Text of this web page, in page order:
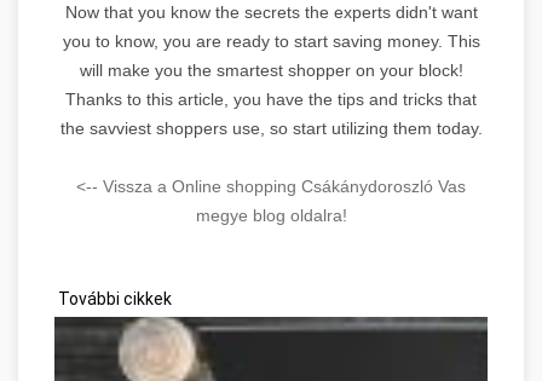
Now that you know the secrets the experts didn't want
you to know, you are ready to start saving money. This
will make you the smartest shopper on your block!
Thanks to this article, you have the tips and tricks that
the savviest shoppers use, so start utilizing them today.
<-- Vissza a Online shopping Csákánydoroszló Vas
megye blog oldalra!
További cikkek